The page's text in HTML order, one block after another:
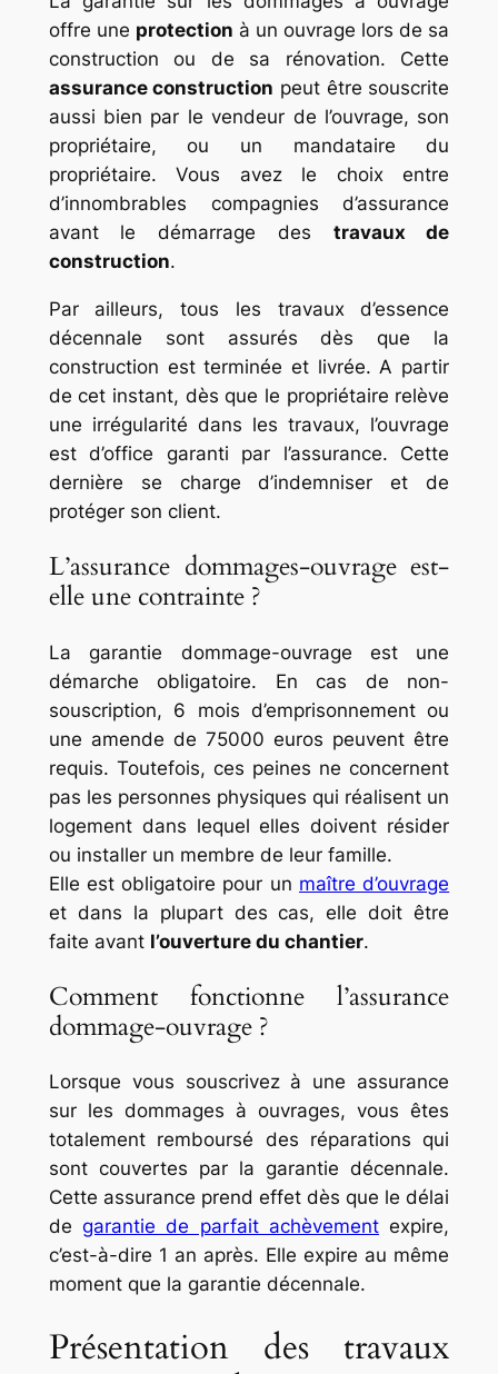
offre une protection à un ouvrage lors de sa
construction ou de sa rénovation. Cette
assurance construction peut être souscrite
aussi bien par le vendeur de l’ouvrage, son
propriétaire, ou un mandataire du
propriétaire. Vous avez le choix entre
d’innombrables compagnies d’assurance
avant le démarrage des travaux de
construction.
Par ailleurs, tous les travaux d’essence
décennale sont assurés dès que la
construction est terminée et livrée. A partir
de cet instant, dès que le propriétaire relève
une irrégularité dans les travaux, l’ouvrage
est d’office garanti par l’assurance. Cette
dernière se charge d’indemniser et de
protéger son client.
L’assurance dommages-ouvrage est-
elle une contrainte ?
La garantie dommage-ouvrage est une
démarche obligatoire. En cas de non-
souscription, 6 mois d’emprisonnement ou
une amende de 75000 euros peuvent être
requis. Toutefois, ces peines ne concernent
pas les personnes physiques qui réalisent un
logement dans lequel elles doivent résider
ou installer un membre de leur famille.
Elle est obligatoire pour un maître d’ouvrage
et dans la plupart des cas, elle doit être
faite avant l’ouverture du chantier.
Comment fonctionne l’assurance
dommage-ouvrage ?
Lorsque vous souscrivez à une assurance
sur les dommages à ouvrages, vous êtes
totalement remboursé des réparations qui
sont couvertes par la garantie décennale.
Cette assurance prend effet dès que le délai
degarantie de parfait achèvementexpire,
c’est-à-dire 1 an après. Elle expire au même
moment que la garantie décennale.
Présentation des travaux